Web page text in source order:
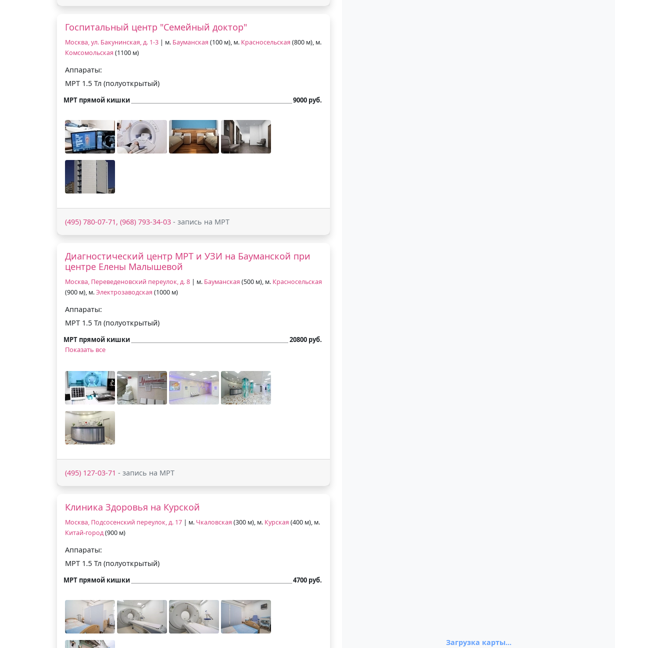
Госпитальный центр "Семейный доктор"
Москва, ул. Бакунинская, д. 1-3 | м. Бауманская (100 м), м. Красносельская (800 м), м.
Комсомольская (1100 м)
Аппараты:
МРТ 1.5 Тл (полуоткрытый)
МРТ прямой кишки 9000 руб.
(495) 780-07-71, (968) 793-34-03 - запись на МРТ
Диагностический центр МРТ и УЗИ на Бауманской при
центре Елены Малышевой
Москва, Переведеновский переулок, д. 8 | м. Бауманская (500 м), м. Красносельская
(900 м), м.Электрозаводская (1000 м)
Аппараты:
МРТ 1.5 Тл (полуоткрытый)
МРТ прямой кишки
20800 руб.
Показать все
(495) 127-03-71 - запись на МРТ
Клиника Здоровья на Курской
Москва, Подсосенский переулок, д. 17 | м. Чкаловская (300 м), м. Курская (400 м), м.
Китай-город(900 м)
Аппараты:
МРТ 1.5 Тл (полуоткрытый)
МРТ прямой кишки 4700 руб.
Загрузка карты...